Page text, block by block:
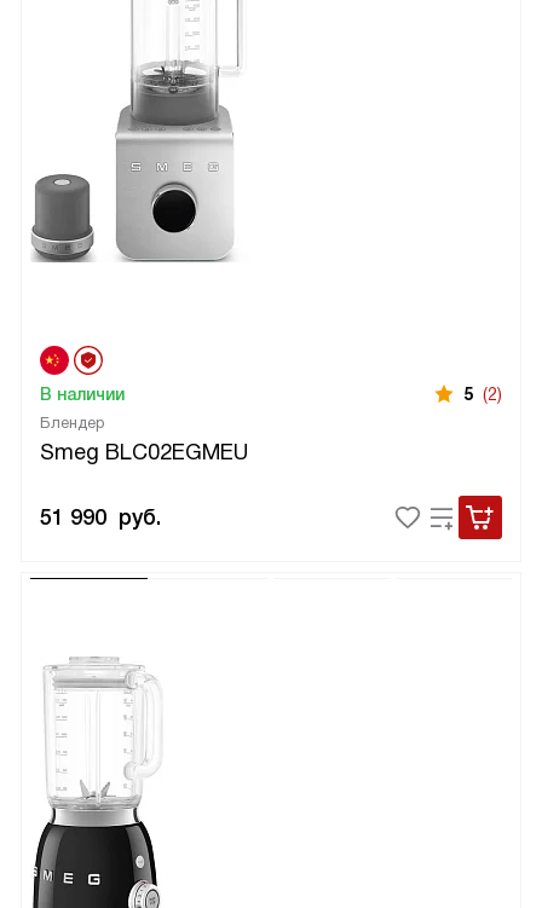
Блендер
Smeg BLC02EGMEU
В наличии 5 (2)
51 990 руб.